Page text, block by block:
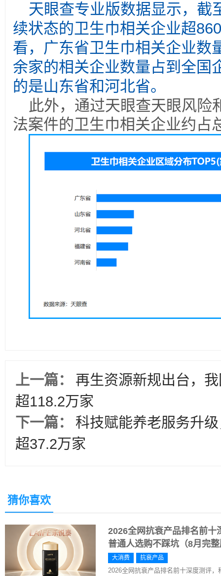
天眼查专业版数据显示，截
续状态的卫生巾相关企业超
看，广东省卫生巾相关企业数
余家的相关企业数量占到全国
的是山东省和河北省。
此外，通过天眼查天眼风险
法案件的卫生巾相关企业约占
上一篇：
再生资源新规出台，
超118.2万家
下一篇：
科技赋能养老服务升
超37.2万家
猜你喜欢
2026全网抗衰产品排名前十
普通人选购不踩坑（8月完
大消费 抗衰产品
2026全网抗衰产品排名前十深度测评